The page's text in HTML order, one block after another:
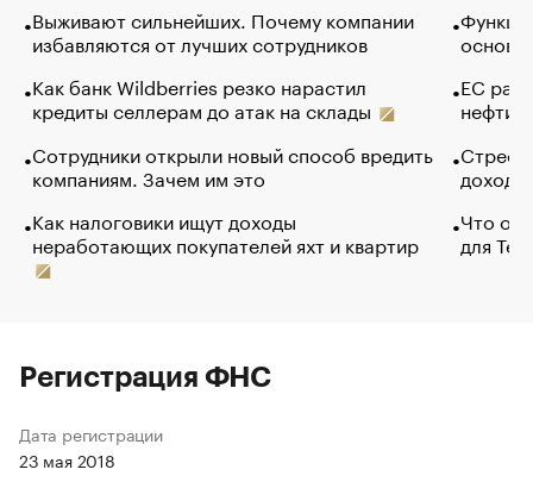
Выживают сильнейших. Почему компании
избавляются от лучших сотрудников
Как банк Wildberries резко нарастил
кредиты селлерам до атак на склады
Сотрудники открыли новый способ вредить
компаниям. Зачем им это
Как налоговики ищут доходы
неработающих покупателей яхт и квартир
основ
ЕС
нефти
Что
для
Регистрация ФНС
Дата регистрации
23 мая 2018